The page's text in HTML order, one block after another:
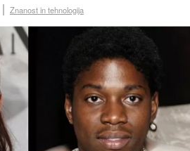
Znanost in tehnologija